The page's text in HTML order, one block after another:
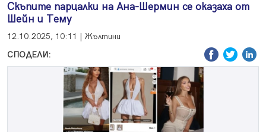
Скъпите парцалки на Ана-Шермин се оказаха от
Шейн и Тему
12.10.2025, 10:11 | Жълтини
СПОДЕЛИ: